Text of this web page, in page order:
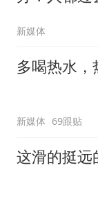
新媒体
多喝热水，
新媒体 69跟贴
这滑的挺远